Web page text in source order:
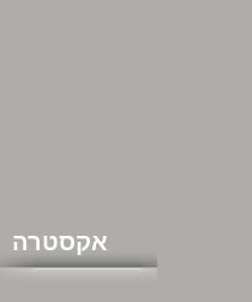
אקסטרה